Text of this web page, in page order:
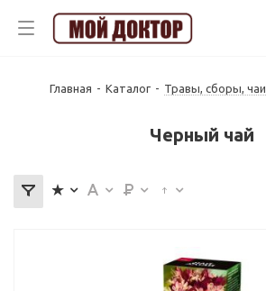
Главная - Каталог - Травы, сборы, чаи
Черный чай